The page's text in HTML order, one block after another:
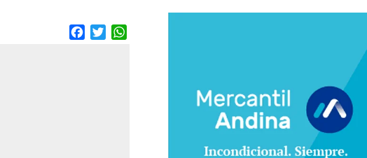
FacebookTwitter